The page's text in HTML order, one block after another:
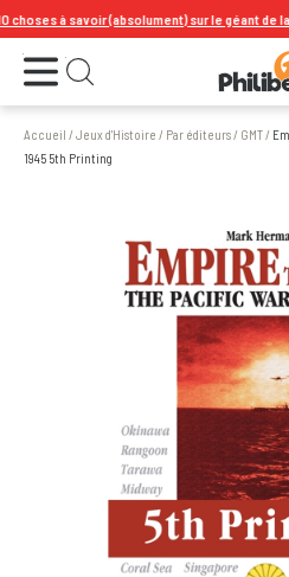
à savoir (absolument) sur le géant de la
Ouvrir le menu Ouvrir la recherche
Accueil /Jeux d'Histoire / Par éditeurs/ GMT/
1945 5th Printing